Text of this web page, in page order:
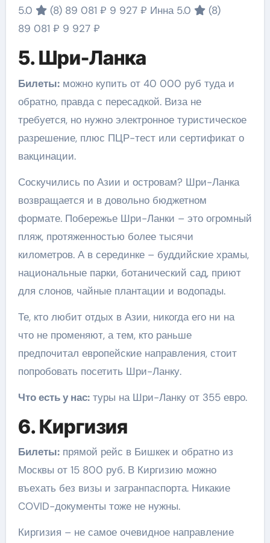
5.0
(8) 89 081 ₽ 9 927 ₽ Инна 5.0
(8)
89 081 ₽ 9 927 ₽
5. Шри-Ланка
Билеты:можно купить от 40 000 руб туда и
обратно, правда с пересадкой. Виза не
требуется, но нужно электронное туристическое
разрешение, плюс ПЦР-тест или сертификат о
вакцинации.
Соскучились по Азии и островам? Шри-Ланка
возвращается и в довольно бюджетном
формате. Побережье Шри-Ланки – это огромный
пляж, протяженностью более тысячи
километров. А в серединке – буддийские храмы,
национальные парки, ботанический сад, приют
для слонов, чайные плантации и водопады.
Те, кто любит отдых в Азии, никогда его ни на
что не променяют, а тем, кто раньше
предпочитал европейские направления, стоит
попробовать посетить Шри-Ланку.
Что есть у нас:туры на Шри-Ланку от 355 евро.
6. Киргизия
Билеты:прямой рейс в Бишкек и обратно из
Москвы от 15 800 руб. В Киргизию можно
въехать без визы и загранпаспорта. Никакие
COVID-документы тоже не нужны.
Киргизия – не самое очевидное направление